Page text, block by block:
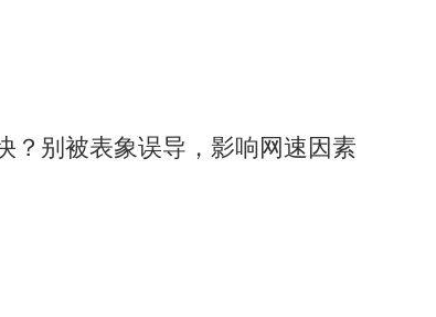
？别被表象误导，影响网速因素